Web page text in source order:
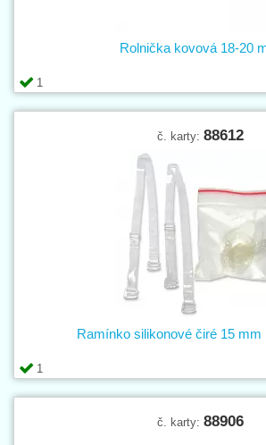
1
Rolnička kovová 18-20
č. karty: 88612
1
Ramínko silikonové čiré 15 mm
č. karty: 88906